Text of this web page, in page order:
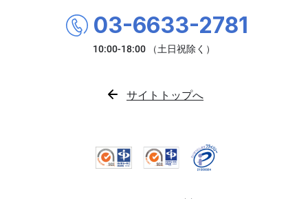
03-6633-2781
サイトトップへ